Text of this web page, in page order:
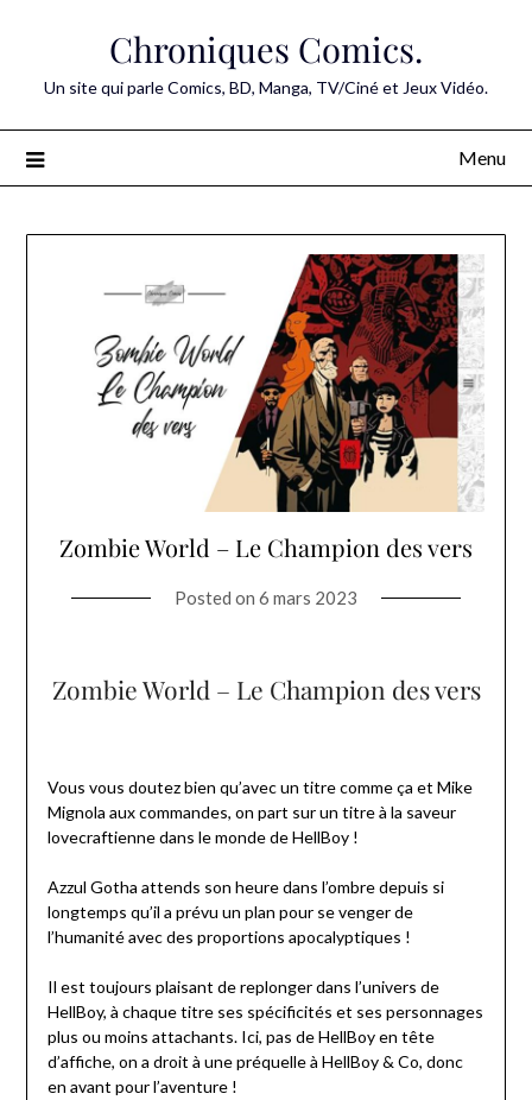
Chroniques Comics.
Un site qui parle Comics, BD, Manga, TV/Ciné et Jeux Vidéo.
Menu
Zombie World – Le Champion des vers
Posted on 6 mars 2023
Zombie World – Le Champion des vers
Vous vous doutez bien qu’avec un titre comme ça et Mike
Mignola aux commandes, on part sur un titre à la saveur
lovecraftienne dans le monde de HellBoy !
Azzul Gotha attends son heure dans l’ombre depuis si
longtemps qu’il a prévu un plan pour se venger de
l’humanité avec des proportions apocalyptiques !
Il est toujours plaisant de replonger dans l’univers de
HellBoy, à chaque titre ses spécificités et ses personnages
plus ou moins attachants. Ici, pas de HellBoy en tête
d’affiche, on a droit à une préquelle à HellBoy & Co, donc
en avant pour l’aventure !